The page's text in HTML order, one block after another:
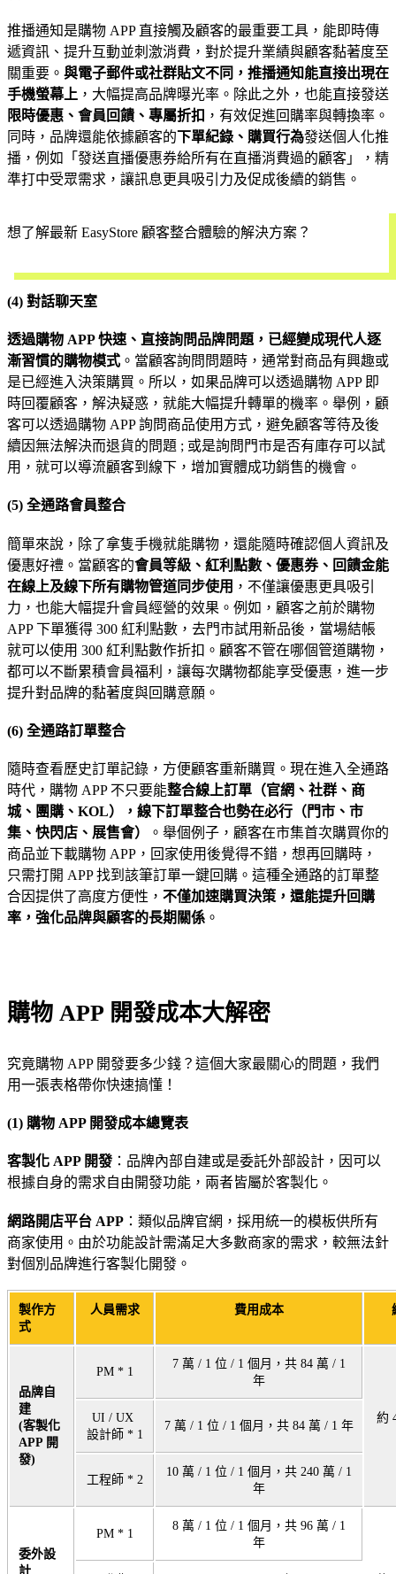
推播通知是購物 APP 直接觸及顧客的最重要工具，能即時傳
遞資訊、提升互動並刺激消費，對於提升業績與顧客黏著度至
關重要。 與電子郵件或社群貼文不同，推播通知能直接出現在
手機螢幕上 ，大幅提高品牌曝光率。除此之外，也能直接發送
限時優惠、會員回饋、專屬折扣 ，有效促進回購率與轉換率。
同時，品牌還能依據顧客的 下單紀錄、購買行為發送個人化推
播，例如「發送直播優惠券給所有在直播消費過的顧客」，精
準打中受眾需求，讓訊息更具吸引力及促成後續的銷售。
想了解最新 EasyStore 顧客整合體驗的解決方案？
(4) 對話聊天室
透過購物 APP 快速、直接詢問品牌問題，已經變成現代人逐
漸習慣的購物模式 。當顧客詢問問題時，通常對商品有興趣或
是已經進入決策購買。所以，如果品牌可以透過購物 APP 即
時回覆顧客，解決疑惑，就能大幅提升轉單的機率。舉例，顧
客可以透過購物 APP 詢問商品使用方式，避免顧客等待及後
續因無法解決而退貨的問題 ; 或是詢問門市是否有庫存可以試
用，就可以導流顧客到線下，增加實體成功銷售的機會。
(5) 全通路會員整合
簡單來說，除了拿隻手機就能購物，還能隨時確認個人資訊及
優惠好禮。當顧客的會員等級、紅利點數、優惠券、回饋金能
在線上及線下所有購物管道同步使用 ，不僅讓優惠更具吸引
力，也能大幅提升會員經營的效果。例如，顧客之前於購物
APP 下單獲得 300 紅利點數，去門市試用新品後，當場結帳
就可以使用 300 紅利點數作折扣。顧客不管在哪個管道購物，
都可以不斷累積會員福利，讓每次購物都能享受優惠，進一步
提升對品牌的黏著度與回購意願。
(6) 全通路訂單整合
隨時查看歷史訂單記錄，方便顧客重新購買。現在進入全通路
時代，購物 APP 不只要能整合線上訂單（官網、社群、商
城、團購、KOL），線下訂單整合也勢在必行（門市、市
集、快閃店、展售會）
。舉個例子，顧客在市集首次購買你的
商品並下載購物 APP，回家使用後覺得不錯，想再回購時，
只需打開 APP 找到該筆訂單一鍵回購。這種全通路的訂單整
合因提供了高度方便性， 不僅加速購買決策，還能提升回購
率，強化品牌與顧客的長期關係 。
購物 APP 開發成本大解密
究竟購物 APP 開發要多少錢？這個大家最關心的問題，我們
用一張表格帶你快速搞懂！
(1) 購物 APP 開發成本總覽表
客製化 APP 開發 ：品牌內部自建或是委託外部設計，因可以
根據自身的需求自由開發功能，兩者皆屬於客製化。
網路開店平台 APP ：類似品牌官網，採用統一的模板供所有
商家使用。由於功能設計需滿足大多數商家的需求，較無法針
對個別品牌進行客製化開發。
製作方
式
人員需求 費用成本
品牌自
建
(客製化
APP 開
發)
PM * 1
7 萬 / 1 位 / 1 個月，共 84 萬 / 1
年
約
UI / UX
設計師 * 1
7 萬 / 1 位 / 1 個月，共 84 萬 / 1 年
工程師 * 2
10 萬 / 1 位 / 1 個月，共 240 萬 / 1
年
委外設
計
PM * 1
8 萬 / 1 位 / 1 個月，共 96 萬 / 1
年